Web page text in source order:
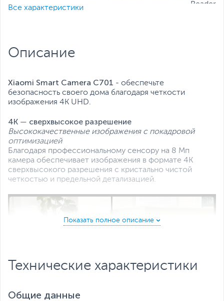
Reader
Все характеристики
Описание
Xiaomi Smart Camera C701 - обеспечьте
безопасность своего дома благодаря четкости
изображения 4K UHD.
4K — сверхвысокое разрешение
Высококачественные изображения с покадровой
оптимизацией
Благодаря профессиональному сенсору на 8 Мп
камера обеспечивает изображения в формате 4K
сверхвысокого разрешения с кристально чистой
четкостью и предельной детализацией.
Технические характеристики
Общие данные